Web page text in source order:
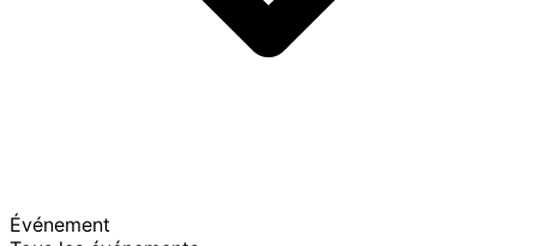
Événement